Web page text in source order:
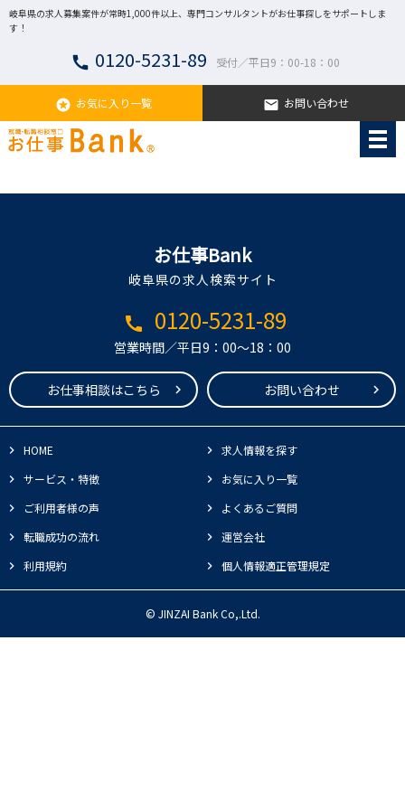
岐阜県の求人募集案件が常時1,000件以上、専門コンサルタントがお仕事探しをサポートしま
す！
call 0120-5231-89 受付／平日9：00-18：00
stars お気に入り一覧 email お問い合わせ
お仕事Bank
岐阜県の求人検索サイト
call 0120-5231-89
営業時間／平日9：00～18：00
お仕事相談はこちら お問い合わせ
HOME
求人情報を探す
サービス・特徴
お気に入り一覧
ご利用者様の声
よくあるご質問
転職成功の流れ
運営会社
利用規約
個人情報適正管理規定
© JINZAI Bank Co,.Ltd.